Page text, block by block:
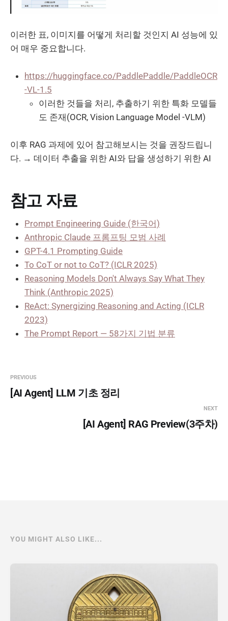
이러한 표, 이미지를 어떻게 처리할 것인지 AI 성능에 있
어 매우 중요합니다.
https://huggingface.co/PaddlePaddle/PaddleOCR
-VL-1.5
이러한 것들을 처리, 추출하기 위한 특화 모델들
도 존재(OCR, Vision Language Model -VLM)
이후 RAG 과제에 있어 참고해보시는 것을 권장드립니
다. → 데이터 추출을 위한 AI와 답을 생성하기 위한 AI
참고 자료
Prompt Engineering Guide (한국어)
Anthropic Claude 프롬프팅 모범 사례
GPT-4.1 Prompting Guide
To CoT or not to CoT? (ICLR 2025)
Reasoning Models Don't Always Say What They
Think (Anthropic 2025)
ReAct: Synergizing Reasoning and Acting (ICLR
2023)
The Prompt Report — 58가지 기법 분류
PREVIOUS
[AI Agent] LLM 기초 정리
NEXT
[AI Agent] RAG Preview(3주차)
YOU MIGHT ALSO LIKE...